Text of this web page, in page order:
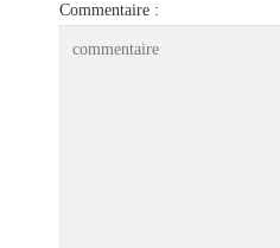
Commentaire :